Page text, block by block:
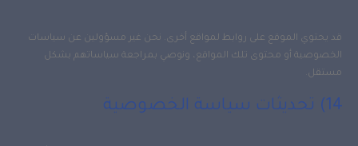
قد يحتوي الموقع على روابط لمواقع أخرى. نحن غير مسؤولين عن سياسات
الخصوصية أو محتوى تلك المواقع، ونوصي بمراجعة سياساتهم بشكل
مستقل.
14) تحديثات سياسة الخصوصية